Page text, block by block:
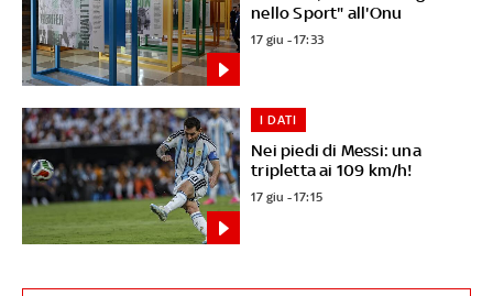
nello Sport" all'Onu
17 giu - 17:33
Nei piedi di Messi: una
tripletta ai 109 km/h!
I DATI
17 giu - 17:15